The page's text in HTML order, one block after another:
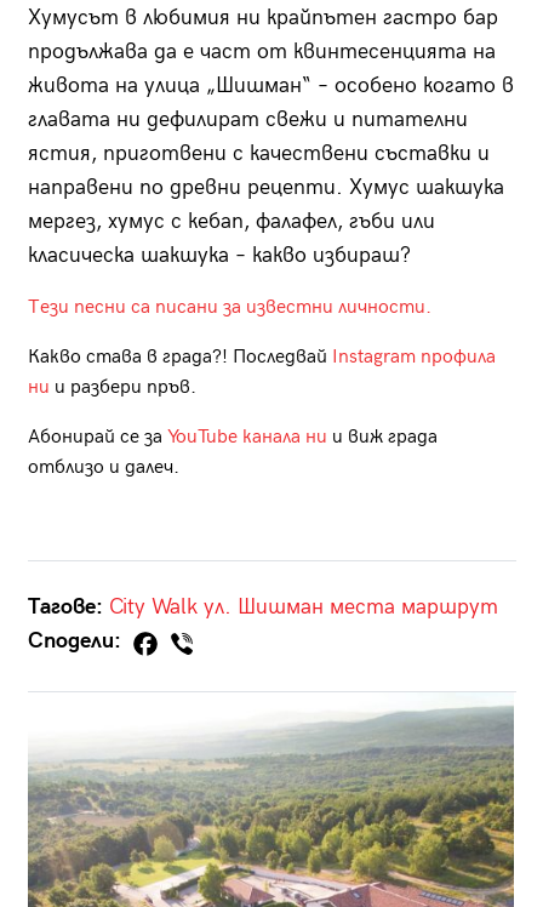
Хумусът в любимия ни крайпътен гастро бар
продължава да е част от квинтесенцията на
живота на улица „Шишман“ – особено когато в
главата ни дефилират свежи и питателни
ястия, приготвени с качествени съставки и
направени по древни рецепти. Хумус шакшука
мергез, хумус с кебап, фалафел, гъби или
класическа шакшука – какво избираш?
Тези песни са писани за известни личности.
Какво става в града?! Последвай Instagram профила
ни и разбери пръв.
Абонирай се за YouTube канала ни и виж града
отблизо и далеч.
Тагове: City Walk ул. Шишман места маршрут
Сподели: